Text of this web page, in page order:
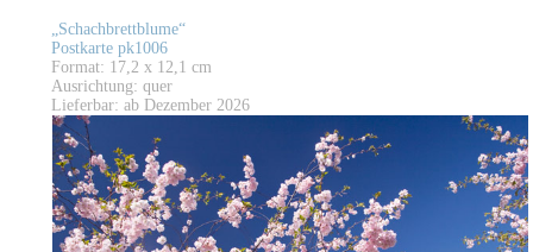
„Schachbrettblume“
Postkarte pk1006
Format: 17,2 x 12,1 cm
Ausrichtung: quer
Lieferbar: ab Dezember 2026